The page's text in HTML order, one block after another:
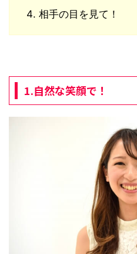
相手の目を見て！
1.自然な笑顔で！